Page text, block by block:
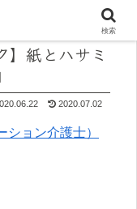
】紙とハサミ
2020.07.02
ョン介護士）
検索